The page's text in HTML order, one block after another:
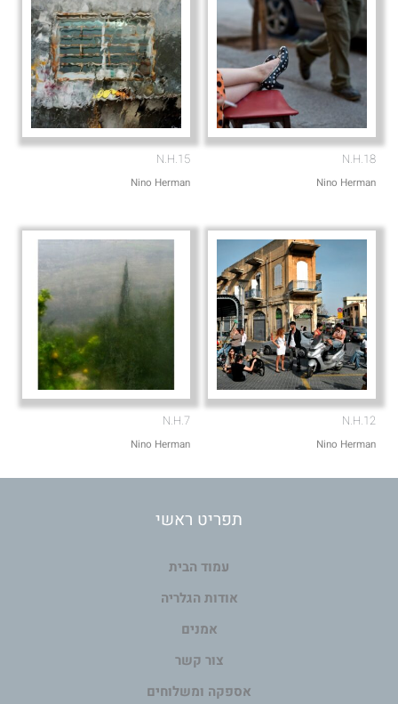
N.H.18
Nino Herman
N.H.15
Nino Herman
N.H.12
Nino Herman
N.H.7
Nino Herman
תפריט ראשי
עמוד הבית
אודות הגלריה
אמנים
צור קשר
אספקה ומשלוחים